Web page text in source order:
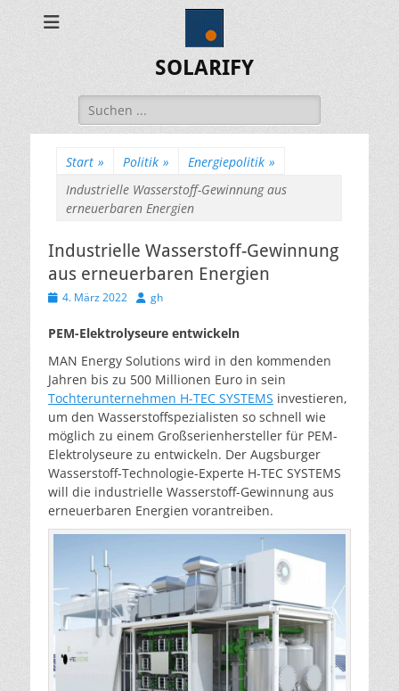
SOLARIFY
Suchen
nach:
Start » Politik » Energiepolitik »
Industrielle Wasserstoff-Gewinnung aus
erneuerbaren Energien
Industrielle Wasserstoff-Gewinnung
aus erneuerbaren Energien
Veröffentlicht
4. März 2022 Autor
gh
PEM-Elektrolyseure entwickeln
MAN Energy Solutions wird in den kommenden
Jahren bis zu 500 Millionen Euro in sein
Tochterunternehmen H-TEC SYSTEMS investieren,
um den Wasserstoffspezialisten so schnell wie
möglich zu einem Großserienhersteller für PEM-
Elektrolyseure zu entwickeln. Der Augsburger
Wasserstoff-Technologie-Experte H-TEC SYSTEMS
will die industrielle Wasserstoff-Gewinnung aus
erneuerbaren Energien vorantreiben.